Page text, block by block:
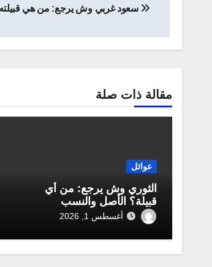
المقالات
سعود غربي وش يرجع: من هي قبيلته
مقالة ذات صلة
عوائل
الثوري وش يرجع: من أي
قبيلة؟ الأصل والنسب
أغسطس 1, 2026